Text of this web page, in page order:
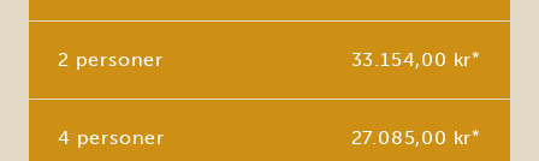
2 personer 33.154,00 kr*
4 personer 27.085,00 kr*